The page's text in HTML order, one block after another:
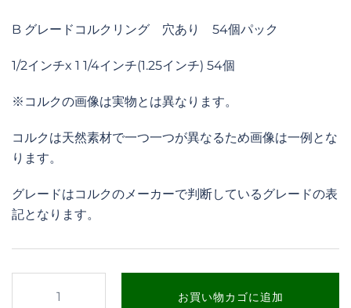
B グレードコルクリング 穴あり 54個パック
1/2インチx 1 1/4インチ(1.25インチ) 54個
※コルクの画像は実物とは異なります。
コルクは天然素材で一つ一つが異なるため画像は一例とな
ります。
グレードはコルクのメーカーで判断しているグレードの表
記となります。
お買い物カゴに追加